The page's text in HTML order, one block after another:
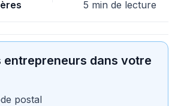
5 min de lecture
entrepreneurs dans votre
postal